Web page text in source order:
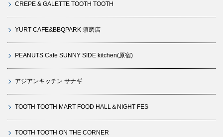
CREPE & GALETTE TOOTH TOOTH
YURT CAFE&BBQPARK 須磨店
PEANUTS Cafe SUNNY SIDE kitchen(原宿)
アジアンキッチン サナギ
TOOTH TOOTH MART FOOD HALL＆NIGHT FES
TOOTH TOOTH ON THE CORNER